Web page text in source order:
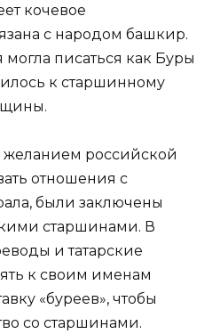
кочевое
с народом башкир.
писаться как Буры
к старшинному
желанием российской
отношения с
были заключены
старшинами. В
и татарские
к своим именам
«буреев», чтобы
со старшинами.